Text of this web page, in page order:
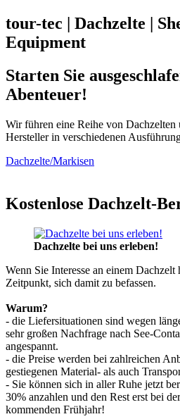
tour-tec | Dachzelte |
Equipment
Starten Sie
Abenteuer!
Wir führen eine Reihe von Dachzelten
Hersteller in verschiedenen
Dachzelte/Markisen
Kostenlose Dachzelt-
Dachzelte bei uns erleben!
Wenn Sie Interesse an einem
Zeitpunkt, sich damit zu befassen.
Warum?
- die Liefersituationen sind wegen
sehr großen Nachfrage nach See-
angespannt.
- die Preise werden bei zahlreichen
gestiegenen Material- als auch
- Sie können sich in aller Ruhe jetzt
30% anzahlen und den Rest erst bei
kommenden Frühjahr!